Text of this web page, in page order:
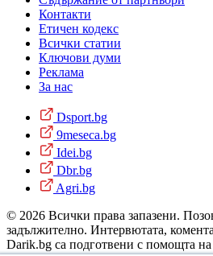
Контакти
Етичен кодекс
Всички статии
Ключови думи
Реклама
За нас
Dsport.bg
9meseca.bg
Idei.bg
Dbr.bg
Agri.bg
© 2026 Всички права запазени.
задължително. Интервютата,
Darik.bg са подготвени с помощта на